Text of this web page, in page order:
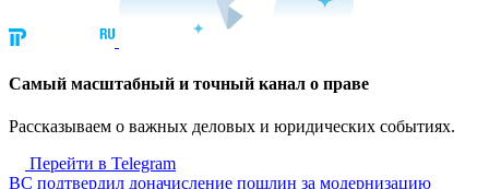
Cамый масштабный и точный канал о праве
Рассказываем о важных деловых и юридических событиях.
Перейти в Telegram
ВС подтвердил доначисление пошлин за модернизацию